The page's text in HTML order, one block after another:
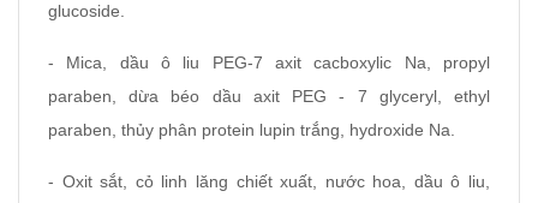
glucoside.
- Mica, dầu ô liu PEG-7 axit cacboxylic Na, propyl
paraben, dừa béo dầu axit PEG - 7 glyceryl, ethyl
paraben, thủy phân protein lupin trắng, hydroxide Na.
- Oxit sắt, cỏ linh lăng chiết xuất, nước hoa, dầu ô liu,